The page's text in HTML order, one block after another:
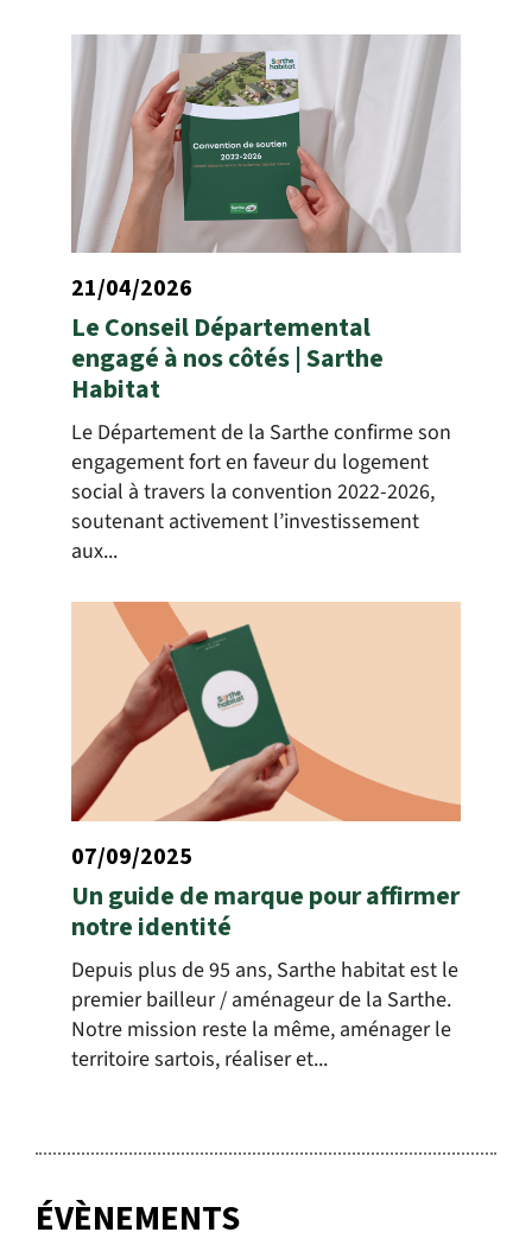
21/04/2026
Le Conseil Départemental
engagé à nos côtés | Sarthe
Habitat
Le Département de la Sarthe confirme son
engagement fort en faveur du logement
social à travers la convention 2022-2026,
soutenant activement l’investissement
aux...
07/09/2025
Un guide de marque pour affirmer
notre identité
Depuis plus de 95 ans, Sarthe habitat est le
premier bailleur / aménageur de la Sarthe.
Notre mission reste la même, aménager le
territoire sartois, réaliser et...
ÉVÈNEMENTS